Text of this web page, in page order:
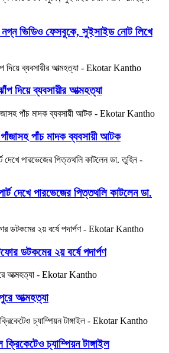
নগ্ন ভিডিও ফেসবুকে, সুইসাইড নোট লিখে
দিয়ে ব্যবসায়ীর আত্মহত্যা
গাঁজাসহ পাঁচ মাদক ব্যবসায়ী আটক
দেখে পারভেজের পিত্তথলি কাটলেন ডা.
ডটকমের ২য় বর্ষে পদার্পণ
আত্মহত্যা
চ্যাম্পিয়ন টাঙ্গাইল